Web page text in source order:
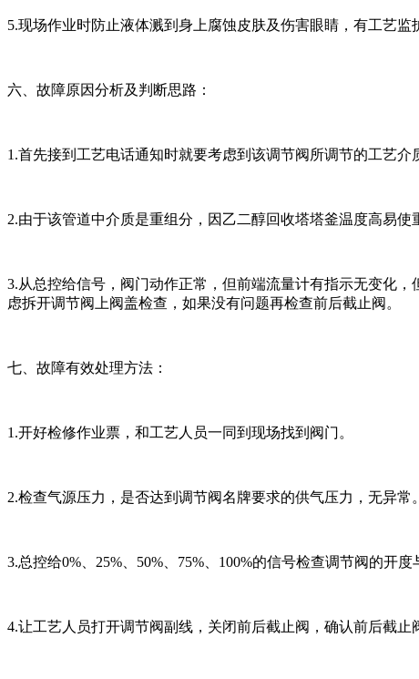
5.现场作业时防止液体溅到身上腐蚀皮肤及伤害眼睛，有工艺监
六、故障原因分析及判断思路：
1.首先接到工艺电话通知时就要考虑到该调节阀所调节的工艺
2.由于该管道中介质是重组分，因乙二醇回收塔塔釜温度高易使
3.从总控给信号，阀门动作正常，但前端流量计有指示无变化
虑拆开调节阀上阀盖检查，如果没有问题再检查前后截止阀。
七、故障有效处理方法：
1.开好检修作业票，和工艺人员一同到现场找到阀门。
2.检查气源压力，是否达到调节阀名牌要求的供气压力，无异常。
3.总控给0%、25%、50%、75%、100%的信号检查调节阀的开
4.让工艺人员打开调节阀副线，关闭前后截止阀，确认前后截止